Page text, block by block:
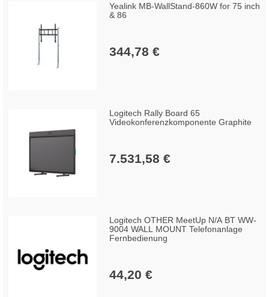
Yealink MB-WallStand-860W for 75 inch
& 86
344,78 €
Logitech Rally Board 65
Videokonferenzkomponente Graphite
7.531,58 €
Logitech OTHER MeetUp N/A BT WW-
9004 WALL MOUNT Telefonanlage
Fernbedienung
44,20 €